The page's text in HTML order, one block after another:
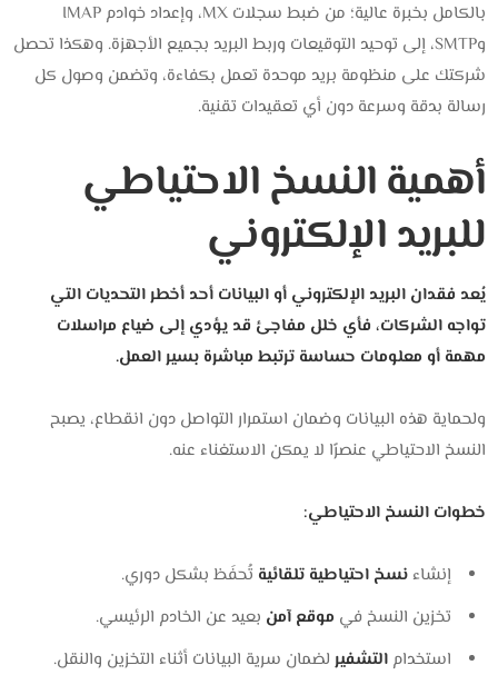
بالكامل بخبرة عالية؛ من ضبط سجلات MX، وإعداد خوادم IMAP
وSMTP، إلى توحيد التوقيعات وربط البريد بجميع الأجهزة. وهكذا تحصل
شركتك على منظومة بريد موحدة تعمل بكفاءة، وتضمن وصول كل
رسالة بدقة وسرعة دون أي تعقيدات تقنية.
أهمية النسخ الاحتياطي
للبريد الإلكتروني
يُعد فقدان البريد الإلكتروني أو البيانات أحد أخطر التحديات التي
تواجه الشركات، فأي خلل مفاجئ قد يؤدي إلى ضياع مراسلات
مهمة أو معلومات حساسة ترتبط مباشرة بسير العمل.
ولحماية هذه البيانات وضمان استمرار التواصل دون انقطاع، يصبح
النسخ الاحتياطي عنصرًا لا يمكن الاستغناء عنه.
خطوات النسخ الاحتياطي:
إنشاءنسخ احتياطية تلقائية تُحفَظ بشكل دوري.
تخزين النسخ في موقع آمن بعيد عن الخادم الرئيسي.
استخدامالتشفير لضمان سرية البيانات أثناء التخزين والنقل.